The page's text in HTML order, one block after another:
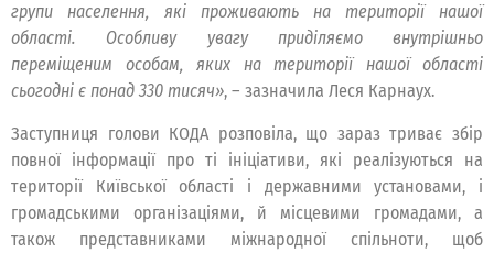
групи населення, які проживають на території нашої
області. Особливу увагу приділяємо внутрішньо
переміщеним особам, яких на території нашої області
сьогодні є понад 330 тисяч», – зазначила Леся Карнаух.
Заступниця голови КОДА розповіла, що зараз триває збір
повної інформації про ті ініціативи, які реалізуються на
території Київської області і державними установами, і
громадськими організаціями, й місцевими громадами, а
також представниками міжнародної спільноти, щоб